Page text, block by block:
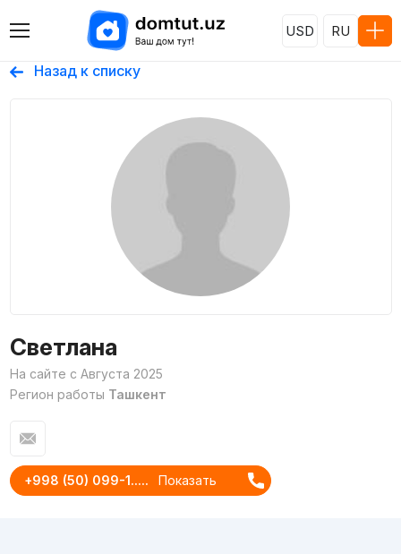
USD RU
Назад к списку
Светлана
На сайте с Августа 2025
Регион работы Ташкент
+998 (50) 099-1..... Показать